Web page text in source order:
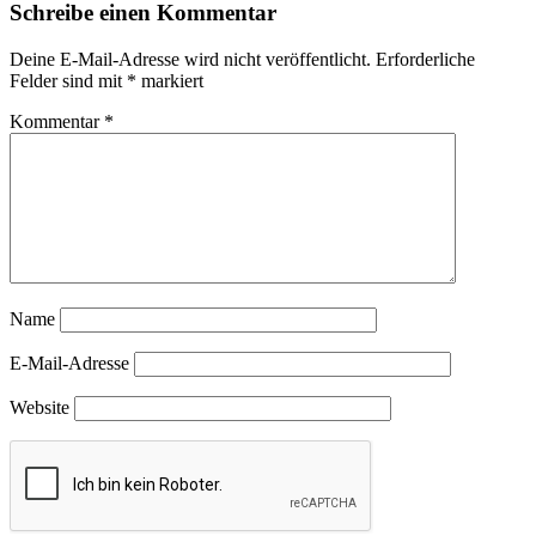
Schreibe einen Kommentar
Deine E-Mail-Adresse wird nicht veröffentlicht. Erforderliche
Felder sind mit * markiert
Kommentar *
Name
E-Mail-Adresse
Website